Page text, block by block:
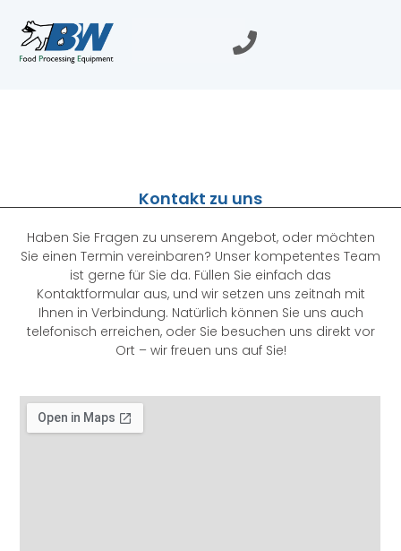
Kontakt zu uns
Haben Sie Fragen zu unserem Angebot, oder möchten
Sie einen Termin vereinbaren? Unser kompetentes Team
ist gerne für Sie da. Füllen Sie einfach das
Kontaktformular aus, und wir setzen uns zeitnah mit
Ihnen in Verbindung. Natürlich können Sie uns auch
telefonisch erreichen, oder Sie besuchen uns direkt vor
Ort – wir freuen uns auf Sie!